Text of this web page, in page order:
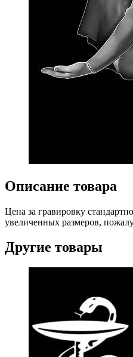
Описание товара
Цена за гравировку
увеличенных размеров,
Другие товары